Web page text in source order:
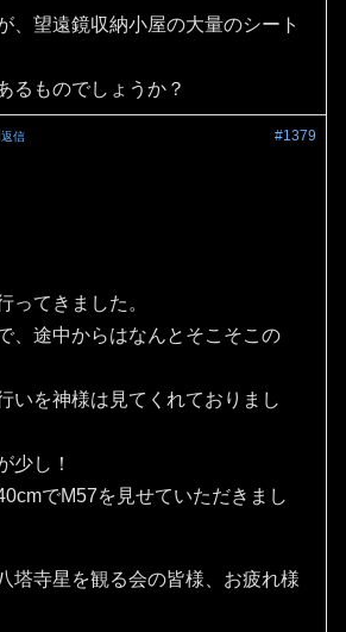
、望遠鏡収納小屋の大量のシート
るものでしょうか？
#1379
返信
ってきました。
、途中からはなんとそこそこの
いを神様は見てくれておりまし
少し！
でM57を見せていただきまし
塔寺星を観る会の皆様、お疲れ様